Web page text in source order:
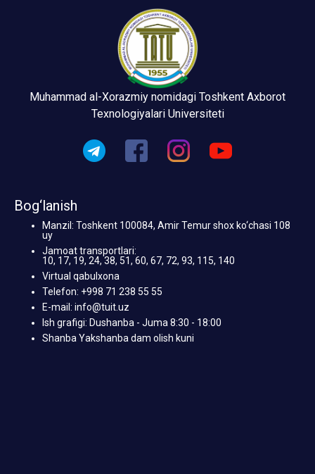
Muhammad al-Xorazmiy nomidagi Toshkent Axborot
Texnologiyalari Universiteti
Bog‘lanish
Manzil: Toshkent 100084, Amir Temur shox ko‘chasi 108
uy
Jamoat transportlari:
10, 17, 19, 24, 38, 51, 60, 67, 72, 93, 115, 140
Virtual qabulxona
Telefon: +998 71 238 55 55
E-mail: info@tuit.uz
Ish grafigi: Dushanba - Juma 8:30 - 18:00
Shanba Yakshanba dam olish kuni